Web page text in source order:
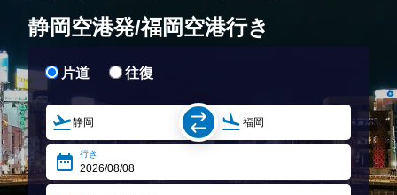
静岡空港発/福岡空港行き